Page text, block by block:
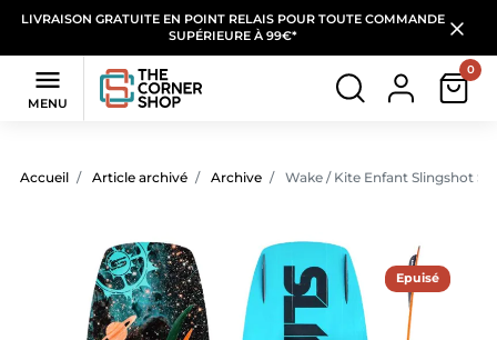
LIVRAISON GRATUITE EN POINT RELAIS POUR TOUTE COMMANDE
SUPÉRIEURE À 99€*

MENU
0
Accueil Article archivé Archive Wake / Kite Enfant Slingshot
Epuisé